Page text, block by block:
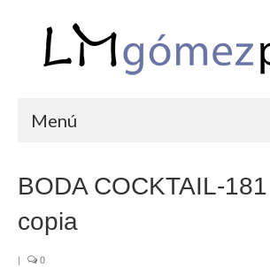
Menú
COMUNIONES
BODA COCKTAIL-181
copia
| 0